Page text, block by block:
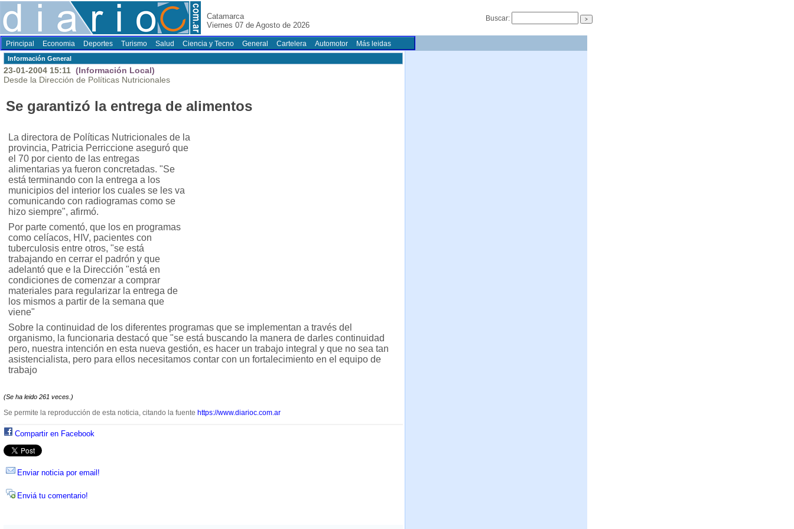
Catamarca
Viernes 07 de Agosto de 2026
Buscar:
Principal Economia Deportes Turismo Salud Ciencia y Tecno General Cartelera Automotor Más leidas
Información General
23-01-2004 15:11 (Información Local)
Desde la Dirección de Políticas Nutricionales
Se garantizó la entrega de alimentos
La directora de Políticas Nutricionales de la
provincia, Patricia Perriccione aseguró que
el 70 por ciento de las entregas
alimentarias ya fueron concretadas. "Se
está terminando con la entrega a los
municipios del interior los cuales se les va
comunicando con radiogramas como se
hizo siempre", afirmó.
Por parte comentó, que los en programas
como celíacos, HIV, pacientes con
tuberculosis entre otros, "se está
trabajando en cerrar el padrón y que
adelantó que e la Dirección "está en
condiciones de comenzar a comprar
materiales para regularizar la entrega de
los mismos a partir de la semana que
viene"
Sobre la continuidad de los diferentes programas que se implementan a través del
organismo, la funcionaria destacó que "se está buscando la manera de darles continuidad
pero, nuestra intención en esta nueva gestión, es hacer un trabajo integral y que no sea tan
asistencialista, pero para ellos necesitamos contar con un fortalecimiento en el equipo de
trabajo
(Se ha leido 261 veces.)
Se permite la reproducción de esta noticia, citando la fuente https://www.diarioc.com.ar
Compartir en Facebook
Enviar noticia por email!
Enviá tu comentario!